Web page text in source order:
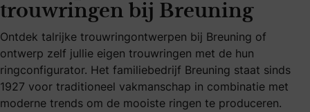
trouwringen bij Breuning
Ontdek talrijke trouwringontwerpen bij Breuning of
ontwerp zelf jullie eigen trouwringen met de hun
ringconfigurator. Het familiebedrijf Breuning staat sinds
1927 voor traditioneel vakmanschap in combinatie met
moderne trends om de mooiste ringen te produceren.